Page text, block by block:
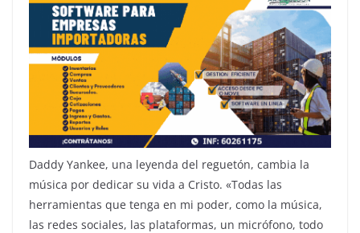
Daddy Yankee, una leyenda del reguetón, cambia la
música por dedicar su vida a Cristo. «Todas las
herramientas que tenga en mi poder, como la música,
las redes sociales, las plataformas, un micrófono, todo